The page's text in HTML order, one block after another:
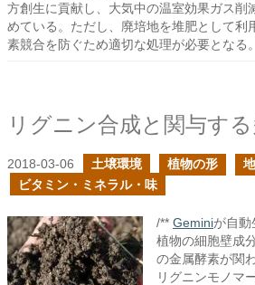
方創生に貢献し、大気中の温室効果ガス削
めている。ただし、廃培地を堆肥として利
素競合を防ぐため適切な処理が必要となる。
2018-03-06 土壌環境 植物の形
ビタミン・ミネラル・味
/** Geminiが自動
植物の細胞壁成
の金属酵素が関
リグニンモノマ